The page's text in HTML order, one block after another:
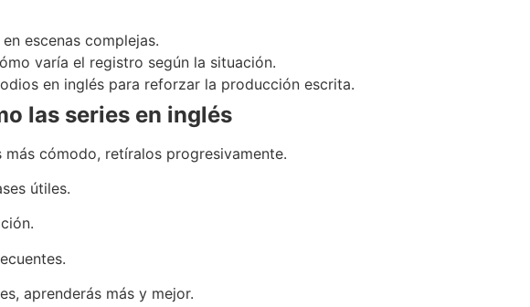
escenas complejas.
varía el registro según la situación.
en inglés para reforzar la producción escrita.
las series en inglés
más cómodo, retíralos progresivamente.
útiles.
aprenderás más y mejor.